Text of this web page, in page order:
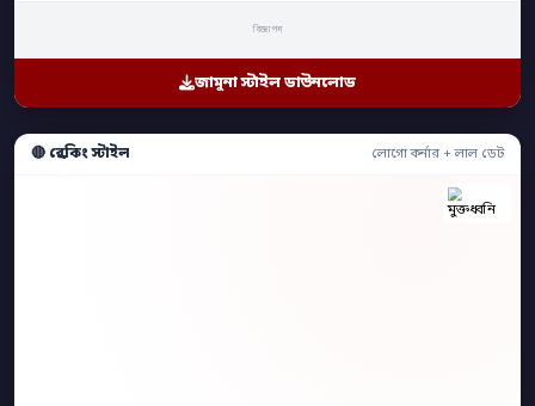
বিজ্ঞাপন
জামুনা স্টাইল ডাউনলোড
🔴 ব্রেকিং স্টাইল লোগো কর্নার + লাল ডেট